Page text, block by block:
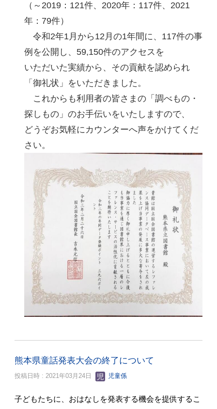
（～2019：121件、2020年：117件、2021
年：79件）
令和2年1月から12月の1年間に、117件の事
例を公開し、59,150件のアクセスを
いただいた実績から、その貢献を認められ
「御礼状」をいただきました。
これからも利用者の皆さまの「調べもの・
探しもの」のお手伝いをいたしますので、
どうぞお気軽にカウンターへ声をかけてくだ
さい。
熊本県童話発表大会の終了について
投稿日時 : 2021年03月24日 児童係
子どもたちに、おはなしを発表する機会を提供するこ